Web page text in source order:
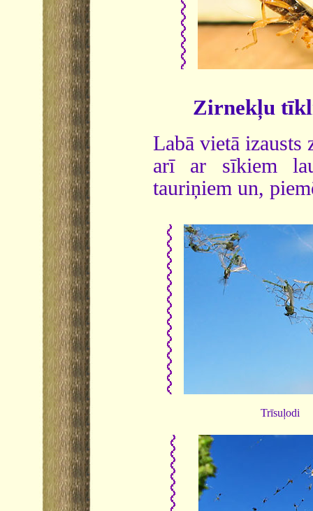
Zirnekļu
Labā vietā
arī ar sīkiem
tauriņiem un,
Trīsuļodi